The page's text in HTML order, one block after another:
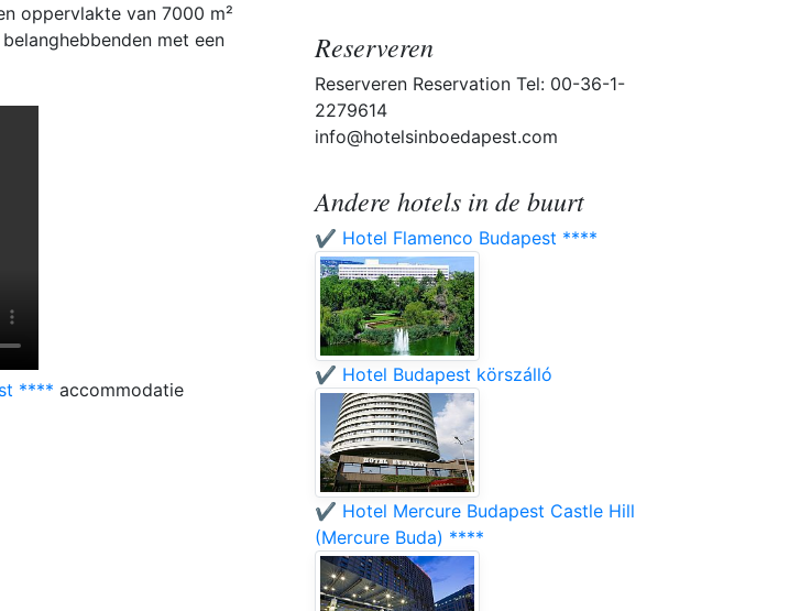
oppervlakte van 7000 m²
met een
**** accommodatie
Reserveren
Reserveren Reservation Tel: 00-36-1-
2279614
info@hotelsinboedapest.com
Andere hotels in de buurt
✔️ Hotel Flamenco Budapest ****
✔️ Hotel Budapest körszálló
✔️ Hotel Mercure Budapest Castle Hill
(Mercure Buda) ****